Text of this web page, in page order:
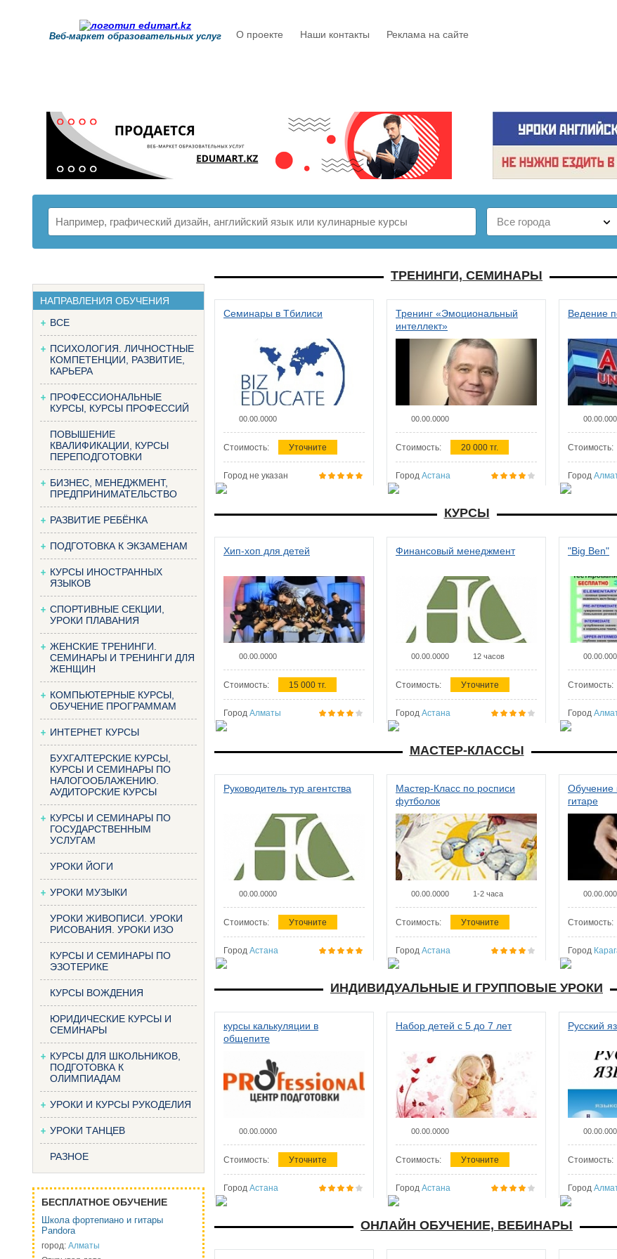
Веб-маркет образовательных услуг О проекте Наши контакты Реклама на сайте
НАПРАВЛЕНИЯ ОБУЧЕНИЯ
ВСЕ
ПСИХОЛОГИЯ. ЛИЧНОСТНЫЕ
КОМПЕТЕНЦИИ, РАЗВИТИЕ,
КАРЬЕРА
ПРОФЕССИОНАЛЬНЫЕ
КУРСЫ, КУРСЫ ПРОФЕССИЙ
ПОВЫШЕНИЕ
КВАЛИФИКАЦИИ, КУРСЫ
ПЕРЕПОДГОТОВКИ
БИЗНЕС, МЕНЕДЖМЕНТ,
ПРЕДПРИНИМАТЕЛЬСТВО
РАЗВИТИЕ РЕБЁНКА
ПОДГОТОВКА К ЭКЗАМЕНАМ
КУРСЫ ИНОСТРАННЫХ
ЯЗЫКОВ
СПОРТИВНЫЕ СЕКЦИИ,
УРОКИ ПЛАВАНИЯ
ЖЕНСКИЕ ТРЕНИНГИ.
СЕМИНАРЫ И ТРЕНИНГИ ДЛЯ
ЖЕНЩИН
КОМПЬЮТЕРНЫЕ КУРСЫ,
ОБУЧЕНИЕ ПРОГРАММАМ
ИНТЕРНЕТ КУРСЫ
БУХГАЛТЕРСКИЕ КУРСЫ,
КУРСЫ И СЕМИНАРЫ ПО
НАЛОГООБЛАЖЕНИЮ.
АУДИТОРСКИЕ КУРСЫ
КУРСЫ И СЕМИНАРЫ ПО
ГОСУДАРСТВЕННЫМ
УСЛУГАМ
УРОКИ ЙОГИ
УРОКИ МУЗЫКИ
УРОКИ ЖИВОПИСИ. УРОКИ
РИСОВАНИЯ. УРОКИ ИЗО
КУРСЫ И СЕМИНАРЫ ПО
ЭЗОТЕРИКЕ
КУРСЫ ВОЖДЕНИЯ
ЮРИДИЧЕСКИЕ КУРСЫ И
СЕМИНАРЫ
КУРСЫ ДЛЯ ШКОЛЬНИКОВ,
ПОДГОТОВКА К
ОЛИМПИАДАМ
УРОКИ И КУРСЫ РУКОДЕЛИЯ
УРОКИ ТАНЦЕВ
РАЗНОЕ
БЕСПЛАТНОЕ ОБУЧЕНИЕ
Школа фортепиано и гитары
Pandora
город: Алматы
ТРЕНИНГИ, СЕМИНАРЫ
Семинары в Тбилиси
00.00.0000
Стоимость: Уточните
Город не указан
Тренинг «Эмоциональный
интеллект»
00.00.0000
Стоимость: 20 000 тг.
Город Астана
Ведение
Стоимость:
Город
КУРСЫ
Хип-хоп для детей
00.00.0000
Стоимость: 15 000 тг.
Город Алматы
Финансовый менеджмент
00.00.0000 12 часов
Стоимость: Уточните
Город Астана
"Big Ben"
Стоимость:
Город
МАСТЕР-КЛАССЫ
Руководитель тур агентства
00.00.0000
Стоимость: Уточните
Город Астана
Мастер-Класс по росписи
футболок
00.00.0000 1-2 часа
Стоимость: Уточните
Город Астана
Обучение
гитаре
Стоимость:
Город
ИНДИВИДУАЛЬНЫЕ И ГРУППОВЫЕ УРОКИ
курсы калькуляции в
общепите
00.00.0000
Стоимость: Уточните
Город Астана
Набор детей с 5 до 7 лет
00.00.0000
Стоимость: Уточните
Город Астана
Русский
Стоимость:
Город
ОНЛАЙН ОБУЧЕНИЕ, ВЕБИНАРЫ